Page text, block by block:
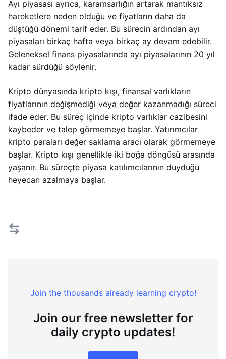
Ayı piyasası ayrıca, karamsarlığın artarak mantıksız
hareketlere neden olduğu ve fiyatların daha da
düştüğü dönemi tarif eder. Bu sürecin ardından ayı
piyasaları birkaç hafta veya birkaç ay devam edebilir.
Geleneksel finans piyasalarında ayı piyasalarının 20 yıl
kadar sürdüğü söylenir.
Kripto dünyasında kripto kışı, finansal varlıkların
fiyatlarının değişmediği veya değer kazanmadığı süreci
ifade eder. Bu süreç içinde kripto varlıklar cazibesini
kaybeder ve talep görmemeye başlar. Yatırımcılar
kripto paraları değer saklama aracı olarak görmemeye
başlar. Kripto kışı genellikle iki boğa döngüsü arasında
yaşanır. Bu süreçte piyasa katılımcılarının duyduğu
heyecan azalmaya başlar.
Join the thousands already learning crypto!
Join our free newsletter for
daily crypto updates!